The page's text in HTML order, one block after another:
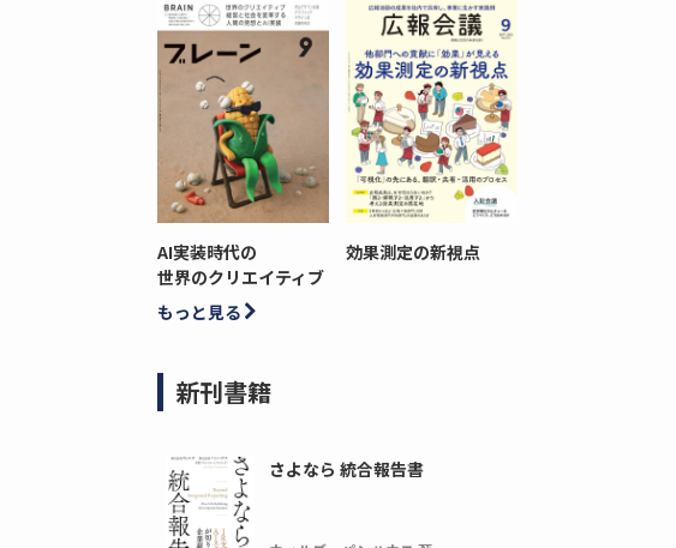
AI実装時代の
世界のクリエイティブ
効果測定の新視点
もっと見る
新刊書籍
さよなら 統合報告書